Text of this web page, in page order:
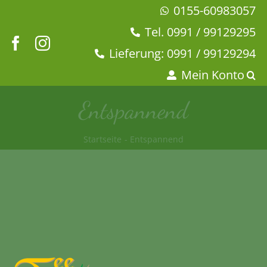
springen
0155-60983057
Tel. 0991 / 99129295
Lieferung: 0991 / 99129294
Mein Konto
Entspannend
Startseite Entspannend